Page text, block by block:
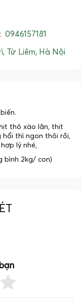
0946157181
Từ Liêm, Hà Nội
thỏ xào lăn, thịt
thì ngon thôi rồi,
lý nhé,
bình 2kg/ con)